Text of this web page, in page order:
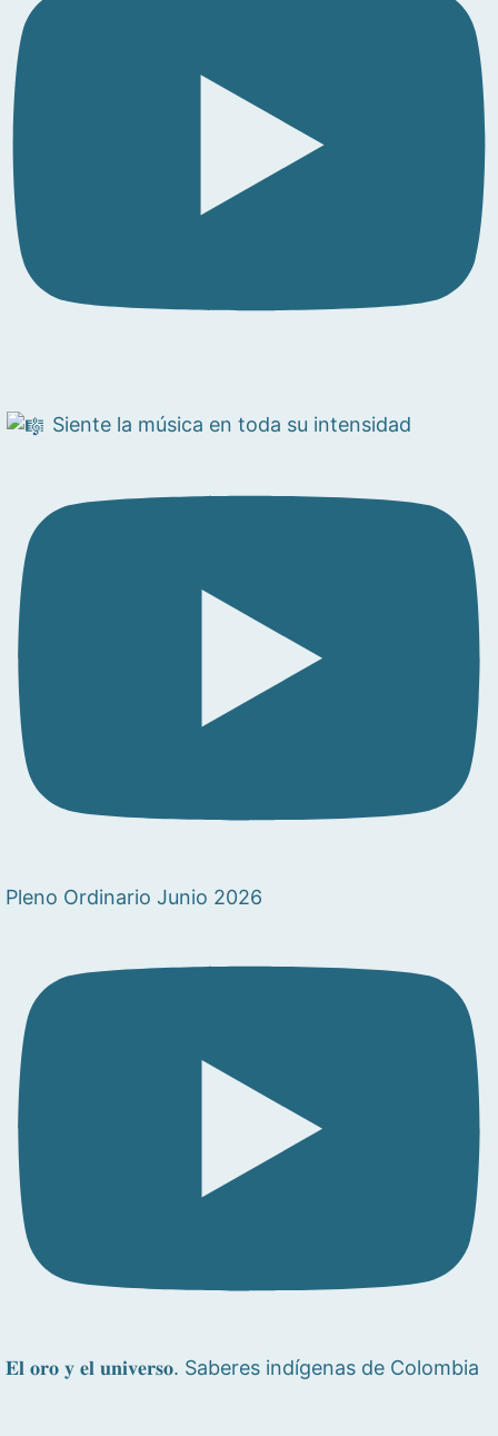
Siente la música en toda su intensidad
Pleno Ordinario Junio 2026
𝐄𝐥 𝐨𝐫𝐨 𝐲 𝐞𝐥 𝐮𝐧𝐢𝐯𝐞𝐫𝐬𝐨. Saberes indígenas de Colombia